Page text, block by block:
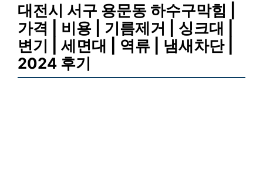
대전시 서구 용문동 하수구막힘 |
가격 | 비용 | 기름제거 | 싱크대 |
변기 | 세면대 | 역류 | 냄새차단 |
2024 후기